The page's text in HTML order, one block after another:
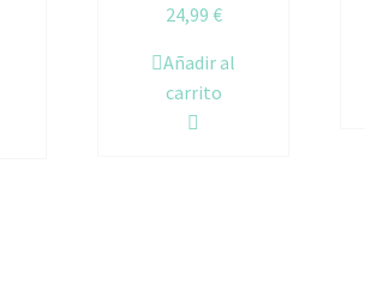
€.
24,99 €
Añadir al
carrito